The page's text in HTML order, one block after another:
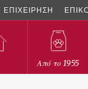
ΕΠΙΧΕΙΡΗΣΗ
Από το 1955